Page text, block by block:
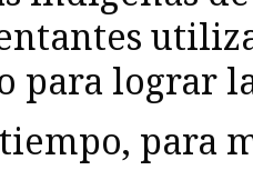
para lograr
para